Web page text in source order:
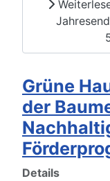
Grüne
der
Details